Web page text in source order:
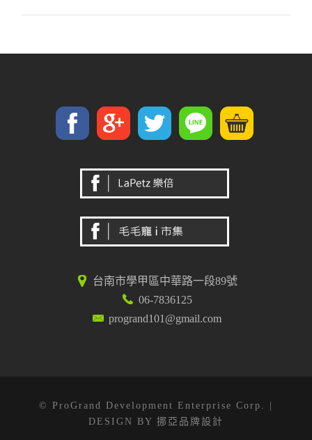
台南市學甲區中華路一段89號
06-7836125
progrand101@gmail.com
© ProGrand Development Enterprise Corp. |
DESIGN BY 挪亞品牌設計